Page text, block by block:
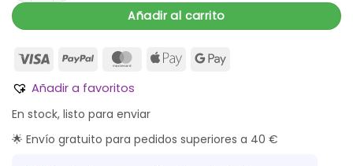
Añadir al carrito
Añadir a favoritos
En stock, listo para enviar
🌟 Envío gratuito para pedidos superiores a 40 €